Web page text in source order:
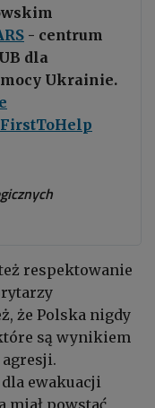
- centrum
dla
Ukrainie.
respektowanie
że Polska nigdy
są wynikiem
ewakuacji
miał powstać